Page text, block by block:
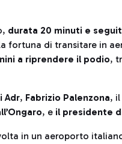
durata 20 minuti e
fortuna di transitare in
a riprendere il podio,
Adr, Fabrizio Palenzona, il
, e il presidente
in un aeroporto